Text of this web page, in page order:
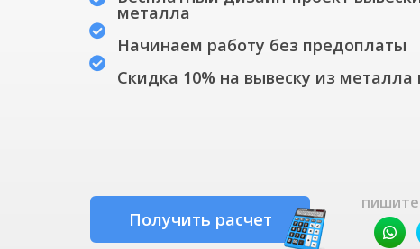
металла
Начинаем работу без предоплаты
Скидка 10% на вывеску из металла
Получить расчет